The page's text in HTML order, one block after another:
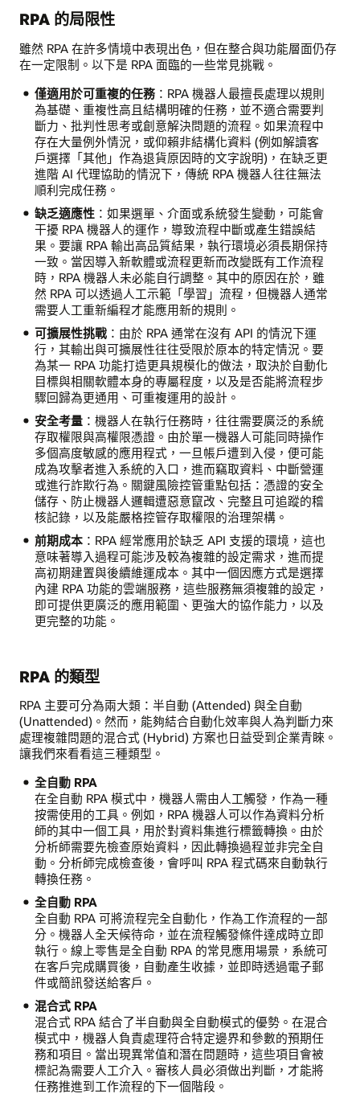
RPA 的局限性
雖然 RPA 在許多情境中表現出色，但在整合與功能層面仍存
在一定限制。以下是 RPA 面臨的一些常見挑戰。
僅適用於可重複的任務：RPA 機器人最擅長處理以規則
為基礎、重複性高且結構明確的任務，並不適合需要判
斷力、批判性思考或創意解決問題的流程。如果流程中
存在大量例外情況，或仰賴非結構化資料 (例如解讀客
戶選擇「其他」作為退貨原因時的文字說明)，在缺乏更
進階 AI 代理協助的情況下，傳統 RPA 機器人往往無法
順利完成任務。
缺乏適應性：如果選單、介面或系統發生變動，可能會
干擾 RPA 機器人的運作，導致流程中斷或產生錯誤結
果。要讓 RPA 輸出高品質結果，執行環境必須長期保持
一致。當因導入新軟體或流程更新而改變既有工作流程
時，RPA 機器人未必能自行調整。其中的原因在於，雖
然 RPA 可以透過人工示範「學習」流程，但機器人通常
需要人工重新編程才能應用新的規則。
可擴展性挑戰：由於 RPA 通常在沒有 API 的情況下運
行，其輸出與可擴展性往往受限於原本的特定情況。要
為某一 RPA 功能打造更具規模化的做法，取決於自動化
目標與相關軟體本身的專屬程度，以及是否能將流程步
驟回歸為更通用、可重複運用的設計。
安全考量：機器人在執行任務時，往往需要廣泛的系統
存取權限與高權限憑證。由於單一機器人可能同時操作
多個高度敏感的應用程式，一旦帳戶遭到入侵，便可能
成為攻擊者進入系統的入口，進而竊取資料、中斷營運
或進行詐欺行為。關鍵風險控管重點包括：憑證的安全
儲存、防止機器人邏輯遭惡意竄改、完整且可追蹤的稽
核記錄，以及能嚴格控管存取權限的治理架構。
前期成本：RPA 經常應用於缺乏 API 支援的環境，這也
意味著導入過程可能涉及較為複雜的設定需求，進而提
高初期建置與後續維運成本。其中一個因應方式是選擇
內建 RPA 功能的雲端服務，這些服務無須複雜的設定，
即可提供更廣泛的應用範圍、更強大的協作能力，以及
更完整的功能。
RPA 的類型
RPA 主要可分為兩大類：半自動 (Attended) 與全自動
(Unattended)。然而，能夠結合自動化效率與人為判斷力來
處理複雜問題的混合式 (Hybrid) 方案也日益受到企業青睞。
讓我們來看看這三種類型。
全自動 RPA
在全自動 RPA 模式中，機器人需由人工觸發，作為一種
按需使用的工具。例如，RPA 機器人可以作為資料分析
師的其中一個工具，用於對資料集進行標籤轉換。由於
分析師需要先檢查原始資料，因此轉換過程並非完全自
動。分析師完成檢查後，會呼叫 RPA 程式碼來自動執行
轉換任務。
全自動 RPA
全自動 RPA 可將流程完全自動化，作為工作流程的一部
分。機器人全天候待命，並在流程觸發條件達成時立即
執行。線上零售是全自動 RPA 的常見應用場景，系統可
在客戶完成購買後，自動產生收據，並即時透過電子郵
件或簡訊發送給客戶。
混合式 RPA
混合式 RPA 結合了半自動與全自動模式的優勢。在混合
模式中，機器人負責處理符合特定邊界和參數的預期任
務和項目。當出現異常值和潛在問題時，這些項目會被
標記為需要人工介入。審核人員必須做出判斷，才能將
任務推進到工作流程的下一個階段。